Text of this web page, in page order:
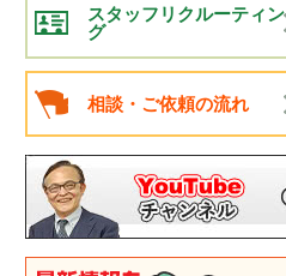
スタッフリクルーティン
グ
相談・ご依頼の流れ